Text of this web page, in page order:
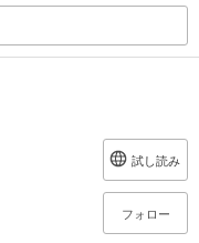
試し読み
フォロー